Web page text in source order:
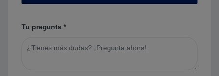
Tu pregunta *